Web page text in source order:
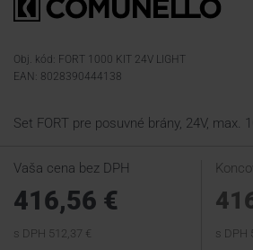
SPOLOČNOSŤ
ŠKOLENIE
PODPORA
KONTAKTY
Obj. kód: FORT 1000 KIT 24V LIGHT
EAN: 8028390444138
Set FORT pre posuvné brány, 24V, max.
Vaša cena bez DPH
416,56 €
s DPH 512,37 € s DPH